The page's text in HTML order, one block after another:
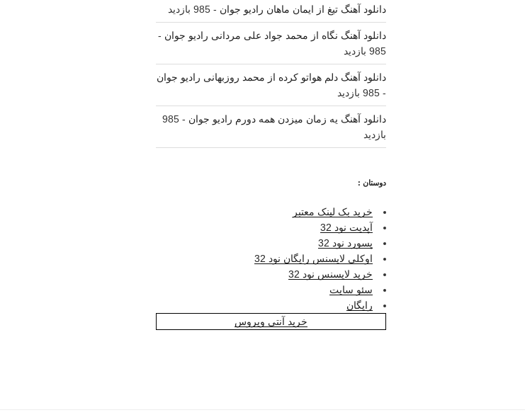
دانلود آهنگ تیغ از ایمان ماهان رادیو جوان - 985 بازدید
دانلود آهنگ نگاه از محمد جواد علی مردانی رادیو جوان -
985 بازدید
دانلود آهنگ دلم هواتو کرده از محمد روزبهانی رادیو جوان
- 985 بازدید
دانلود آهنگ یه زمان میزدن همه دورم رادیو جوان
- 985
بازدید
دوستان :
خرید بک لینک معتبر
آپدیت نود 32
پسورد نود 32
اوکلی لایسنس رایگان نود 32
خرید لایسنس نود 32
سئو سایت
رایگان
خرید آنتی ویروس